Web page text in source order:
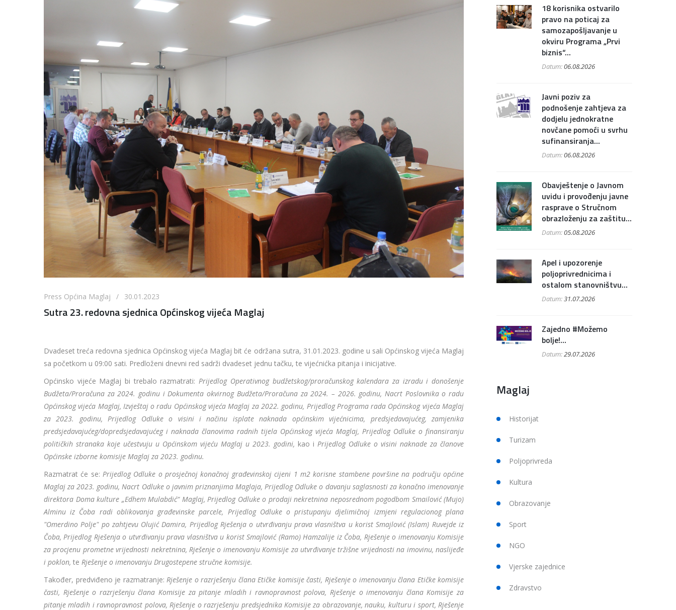
Press Općina Maglaj / 30.01.2023
Sutra 23. redovna sjednica Općinskog vijeća Maglaj
Dvadeset treća redovna sjednica Općinskog vijeća Maglaj bit će održana sutra, 31.01.2023. godine u sali Općinskog vijeća Maglaj
sa početkom u 09:00 sati. Predloženi dnevni red sadrži dvadeset jednu tačku, te vijećnićka pitanja i inicijative.
Općinsko vijeće Maglaj bi trebalo razmatrati: Prijedlog Operativnog budžetskog/proračunskog kalendara za izradu i donošenje
Budžeta/Proračuna za 2024. godinu i Dokumenta okvirnog Budžeta/Proračuna za 2024. – 2026. godinu, Nacrt Poslovnika o radu
Općinskog vijeća Maglaj, Izvještaj o radu Općinskog vijeća Maglaj za 2022. godinu, Prijedlog Programa rada Općinskog vijeća Maglaj
za 2023. godinu, Prijedlog Odluke o visini i načinu isplate naknada općinskim vijećnicima, predsjedavajućeg, zamjenika
predsjedavajućeg/dopredsjedavajućeg i naknada članovima radnih tijela Općinskog vijeća Maglaj, Prijedlog Odluke o finansiranju
političkih stranaka koje učestvuju u Općinskom vijeću Maglaj u 2023. godini, kao i Prijedlog Odluke o visini naknade za članove
Općinske izborne komisije Maglaj za 2023. godinu.
Razmatrat će se: Prijedlog Odluke o prosječnoj konačnoj građevinskoj cijeni 1 m2 korisne stambene površine na području općine
Maglaj za 2023. godinu, Nacrt Odluke o javnim priznanjima Maglaja, Prijedlog Odluke o davanju saglasnosti za konačno imenovanje
direktora Doma kulture „Edhem Mulabdić“ Maglaj, Prijedlog Odluke o prodaji nekretnina neposrednom pogodbom Smailović (Mujo)
Alminu iz Čoba radi oblikovanja građevinske parcele, Prijedlog Odluke o pristupanju djelimičnoj izmjeni regulacionog plana
"Omerdino Polje" po zahtjevu Olujić Damira, Prijedlog Rješenja o utvrđivanju prava vlasništva u korist Smajlović (Islam) Ruvejde iz
Čoba, Prijedlog Rješenja o utvrđivanju prava vlasništva u korist Smajlović (Ramo) Hamzalije iz Čoba, Rješenje o imenovanju Komisije
za procjenu prometne vrijednosti nekretnina, Rješenje o imenovanju Komisije za utvrđivanje tržišne vrijednosti na imovinu, naslijeđe
i poklon, te Rješenje o imenovanju Drugostepene stručne komisije.
Također, predviđeno je razmatranje: Rješenje o razrješenju člana Etičke komisije časti, Rješenje o imenovanju člana Etičke komisije
časti, Rješenje o razrješenju člana Komisije za pitanje mladih i ravnopravnost polova, Rješenje o imenovanju člana Komisije za
pitanje mladih i ravnopravnost polova, Rješenje o razrješenju predsjednika Komisije za obrazovanje, nauku, kulturu i sport, Rješenje
18 korisnika ostvarilo
pravo na poticaj za
samozapošljavanje u
okviru Programa „Prvi
biznis“...
Datum:06.08.2026
Javni poziv za
podnošenje zahtjeva za
dodjelu jednokratne
novčane pomoći u svrhu
sufinansiranja...
Datum:06.08.2026
Obavještenje o Javnom
uvidu i provođenju javne
rasprave o Stručnom
obrazloženju za zaštitu...
Datum:05.08.2026
Apel i upozorenje
poljoprivrednicima i
ostalom stanovništvu...
Datum:31.07.2026
Zajedno #Možemo
bolje!...
Datum:29.07.2026
Maglaj
Historijat
Turizam
Poljoprivreda
Kultura
Obrazovanje
Sport
NGO
Vjerske zajednice
Zdravstvo